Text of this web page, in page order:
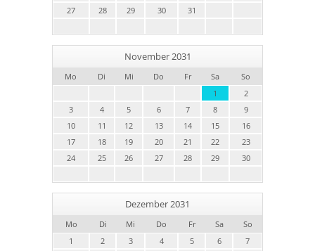
27
28 29 30 31
November 2031
Mo Di Mi Do Fr Sa
So
1
2
3
4 5 6 7 8
9
10
11 12 13 14 15
16
17
18 19 20 21 22
23
24
25 26 27 28 29 30
Dezember 2031
Mo Di Mi Do Fr Sa
So
1
2 3 4 5 6
7